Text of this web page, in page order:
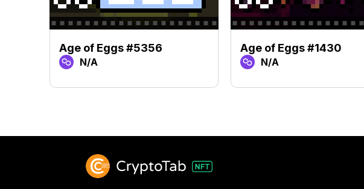
Age of Eggs #5356
N/A
Age of Eggs #1430
N/A